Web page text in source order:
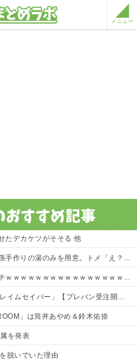
メニュー
たデカケツがそそる 他
？周りは旅行なのに」図々しすぎる暴言に絶句←孫の気持ちを無下にする最低ババア
ｗｗｗｗｗｗｗｗｗｗｗｗｗｗｗｗｗｗｗｗ
ムセイバー」【プレバン受注開始】
」は筒井あやめ＆鈴木佑捺
を発表
脱いでいた理由